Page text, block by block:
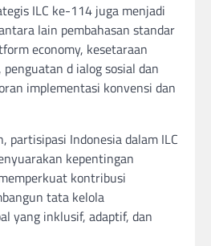
ILC ke-114 juga menjadi
lain pembahasan standar
economy, kesetaraan
d ialog sosial dan
implementasi konvensi dan
partisipasi Indonesia dalam ILC
kepentingan
kontribusi
tata kelola
yang inklusif, adaptif, dan